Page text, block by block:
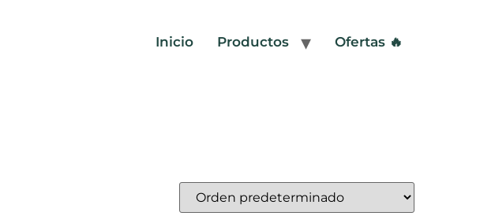
Inicio Productos Ofertas 🔥